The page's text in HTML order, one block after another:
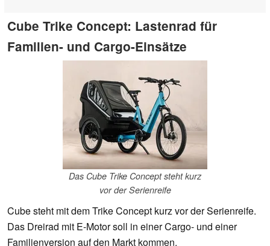
Cube Trike Concept: Lastenrad für
Familien- und Cargo-Einsätze
Das Cube Trike Concept steht kurz
vor der Serienreife
Cube steht mit dem Trike Concept kurz vor der Serienreife.
Das Dreirad mit E-Motor soll in einer Cargo- und einer
Familienversion auf den Markt kommen.